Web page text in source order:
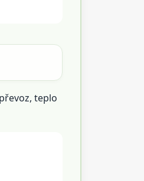
teplo